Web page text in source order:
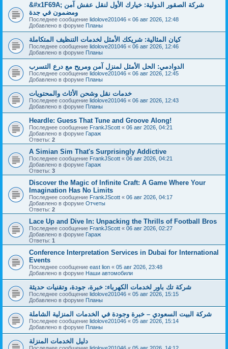
&#x1F69A; شركة الصقور الدولية: خيارك الأول لنقل عفش آمن
ومضمون في جدة
Последнее сообщение lidolove201046 « 06 авг 2026, 12:48
Добавлено в форуме Планы
كيان المثالية: شريكك الأمثل لخدمات التنظيف المتكاملة
Последнее сообщение lidolove201046 « 06 авг 2026, 12:46
Добавлено в форуме Планы
الدوادمي: الحل الأمثل لمنزل آمن ومريح مع درع التسرب
Последнее сообщение lidolove201046 « 06 авг 2026, 12:45
Добавлено в форуме Планы
خدمات نقل وشحن الأثاث والمحتويات
Последнее сообщение lidolove201046 « 06 авг 2026, 12:43
Добавлено в форуме Планы
Heardle: Guess That Tune and Groove Along!
Последнее сообщение FrankJScott « 06 авг 2026, 04:21
Добавлено в форуме Гараж
Ответы: 2
A Simian Sim That's Surprisingly Addictive
Последнее сообщение FrankJScott « 06 авг 2026, 04:21
Добавлено в форуме Гараж
Ответы: 3
Discover the Magic of Infinite Craft: A Game Where Your
Imagination Has No Limits
Последнее сообщение FrankJScott « 06 авг 2026, 04:17
Добавлено в форуме Отчеты
Ответы: 2
Lace Up and Dive In: Unpacking the Thrills of Football Bros
Последнее сообщение FrankJScott « 06 авг 2026, 02:27
Добавлено в форуме Гараж
Ответы: 1
Conference Interpretation Services in Dubai for International
Events
Последнее сообщение east lion « 05 авг 2026, 23:48
Добавлено в форуме Наши автомобили
شركة تك باور لخدمات الكهرباء: خبرة، جودة، وتقنيات حديثة
Последнее сообщение lidolove201046 « 05 авг 2026, 15:15
Добавлено в форуме Планы
شركة البيت السعودي – خبرة وجودة في الخدمات المنزلية الشاملة
Последнее сообщение lidolove201046 « 05 авг 2026, 15:14
Добавлено в форуме Планы
دليل الخدمات المنزلة